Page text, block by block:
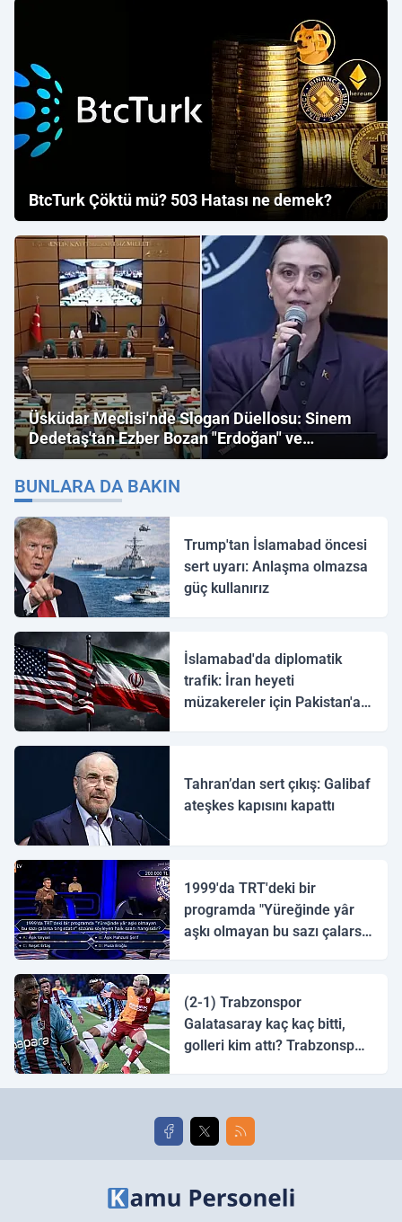
BtcTurk Çöktü mü? 503 Hatası ne demek?
Üsküdar Meclisi'nde Slogan Düellosu: Sinem
Dedetaş'tan Ezber Bozan "Erdoğan" ve
"İmamoğlu" Çıkışı!
BUNLARA DA BAKIN
Trump'tan İslamabad öncesi
sert uyarı: Anlaşma olmazsa
güç kullanırız
İslamabad'da diplomatik
trafik: İran heyeti
müzakereler için Pakistan'a
Tahran’dan sert çıkış: Galibaf
ateşkes kapısını kapattı
1999'da TRT'deki bir
programda "Yüreğinde yâr
aşkı olmayan bu sazı çalarsa
(2-1) Trabzonspor
Galatasaray kaç kaç bitti,
golleri kim attı? Trabzonspor
golleri!